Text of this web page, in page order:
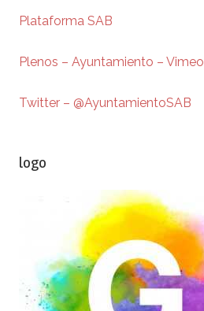
Plataforma SAB
Plenos – Ayuntamiento – Vimeo
Twitter – @AyuntamientoSAB
logo